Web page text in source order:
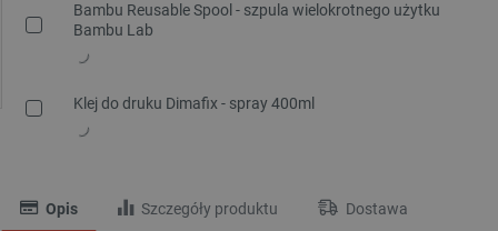
Bambu Reusable Spool - szpula wielokrotnego użytku
Bambu Lab
Klej do druku Dimafix - spray 400ml
Opis Szczegóły produktu Dostawa